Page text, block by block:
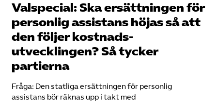
Valspecial: Ska ersättningen för
personlig assistans höjas så att
den följer kostnads­
utvecklingen? Så tycker
partierna
Fråga: Den statliga ersättningen för personlig
assistans bör räknas upp i takt med